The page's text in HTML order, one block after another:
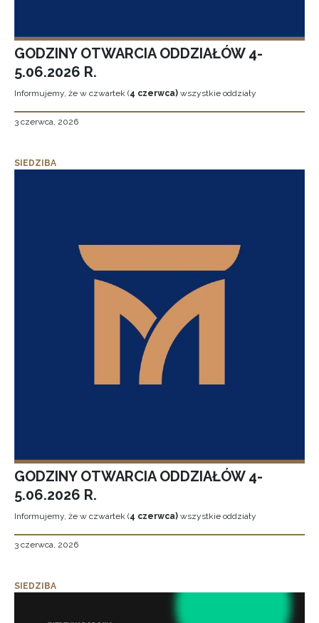
GODZINY OTWARCIA ODDZIAŁÓW 4-
5.06.2026 R.
Informujemy, że w czwartek (4 czerwca) wszystkie oddziały
3 czerwca, 2026
SIEDZIBA
GODZINY OTWARCIA ODDZIAŁÓW 4-
5.06.2026 R.
Informujemy, że w czwartek (4 czerwca) wszystkie oddziały
3 czerwca, 2026
SIEDZIBA